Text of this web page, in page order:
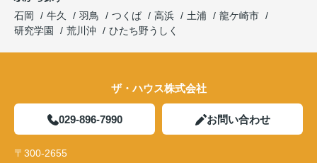
石岡
牛久 羽鳥 つくば 高浜 土浦
龍ケ崎市
研究学園
荒川沖 ひたち野うしく
ザ・ハウス株式会社
029-896-7990 お問い合わせ
〒300-2655